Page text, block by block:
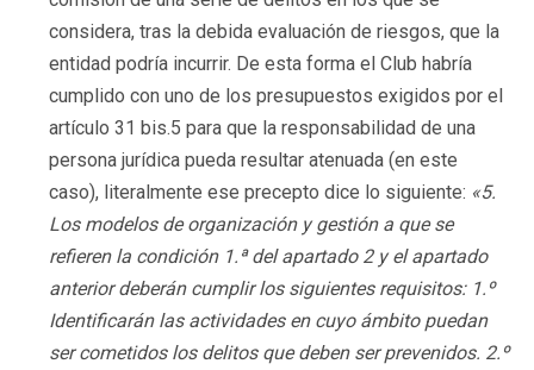
considera, tras la debida evaluación de riesgos, que la
entidad podría incurrir. De esta forma el Club habría
cumplido con uno de los presupuestos exigidos por el
artículo 31 bis.5 para que la responsabilidad de una
persona jurídica pueda resultar atenuada (en este
caso), literalmente ese precepto dice lo siguiente: «5.
Los modelos de organización y gestión a que se
refieren la condición 1.ª del apartado 2 y el apartado
anterior deberán cumplir los siguientes requisitos: 1.º
Identificarán las actividades en cuyo ámbito puedan
ser cometidos los delitos que deben ser prevenidos. 2.º